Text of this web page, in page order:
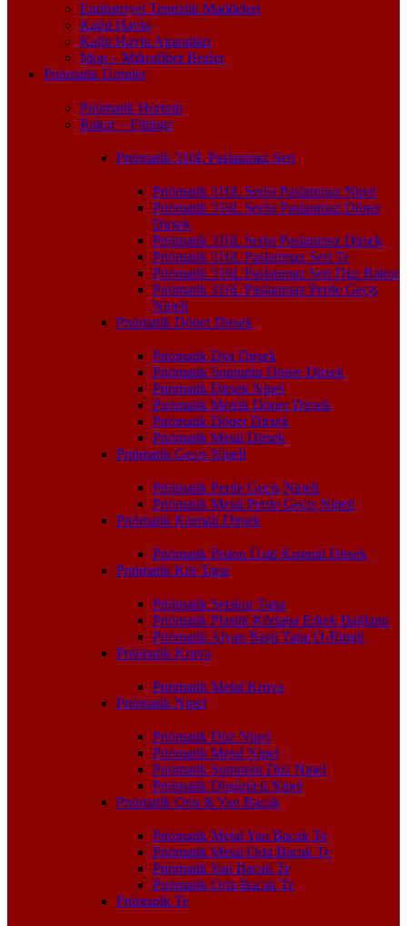
Endüstriyel Temizlik Maddeleri
Kağıt Havlu
Kağıt Havlu Aparatları
Mop – Mikrofiber Bezler
Pnömatik Ürünler
Pnömatik Hortum
Rakor – Fittings
Pnömatik 316L Paslanmaz Seri
Pnömatik 316L Serisi Paslanmaz Nipel
Pnömatik 316L Serisi Paslanmaz Döner
Dirsek
Pnömatik 316L Serisi Paslanmaz Dirsek
Pnömatik 316L Paslanmaz Seri Te
Pnömatik 316L Paslanmaz Seri Düz Rakor
Pnömatik 316L Paslanmaz Perde Geçiş
Nipeli
Pnömatik Döner Dirsek
Pnömatik Dişi Dirsek
Pnömatik Somunlu Döner Dirsek
Pnömatik Dirsek Nipel
Pnömatik Metrik Döner Dirsek
Pnömatik Döner Dirsek
Pnömatik Metal Dirsek
Pnömatik Geçiş Nipeli
Pnömatik Perde Geçiş Nipeli
Pnömatik Metal Perde Geçiş Nipeli
Pnömatik Kısmalı Dirsek
Pnömatik Piston Üstü Kısmalı Dirsek
Pnömatik Kör Tapa
Pnömatik Setskur Tapa
Pnömatik Plastik Körtapa Erkek Bağlantı
Pnömatik Alyan Başlı Tapa O-Ringli
Pnömatik Kruva
Pnömatik Metal Kruva
Pnömatik Nipel
Pnömatik Düz Nipel
Pnömatik Metal Nipel
Pnömatik Somunlu Düz Nipel
Pnömatik Düşürücü Nipel
Pnömatik Orta & Yan Bacak
Pnömatik Metal Yan Bacak Te
Pnömatik Metal Orta Bacak Te
Pnömatik Yan Bacak Te
Pnömatik Orta Bacak Te
Pnömatik Te